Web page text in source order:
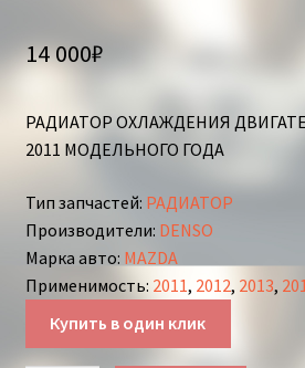
14 000₽
РАДИАТОР ОХЛАЖДЕНИЯ
2011 МОДЕЛЬНОГО ГОДА
Тип запчастей: РАДИАТОР
Производители: DENSO
Марка авто: MAZDA
Применимость: 2011, 2012, 2013,
Купить в один клик